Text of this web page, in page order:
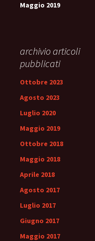
Maggio 2019
archivio articoli
pubblicati
Ottobre 2023
Agosto 2023
Luglio 2020
Maggio 2019
Ottobre 2018
Maggio 2018
Aprile 2018
Agosto 2017
Luglio 2017
Giugno 2017
Maggio 2017